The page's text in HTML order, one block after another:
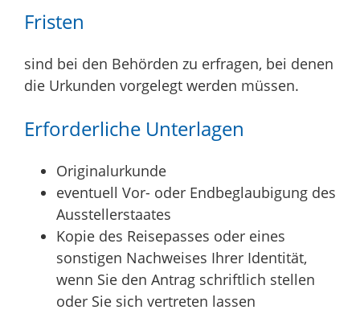
Fristen
sind bei den Behörden zu erfragen, bei denen
die Urkunden vorgelegt werden müssen.
Erforderliche Unterlagen
Originalurkunde
eventuell Vor- oder Endbeglaubigung des
Ausstellerstaates
Kopie des Reisepasses oder eines
sonstigen Nachweises Ihrer Identität,
wenn Sie den Antrag schriftlich stellen
oder Sie sich vertreten lassen